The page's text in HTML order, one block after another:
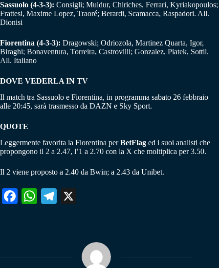
Sassuolo (4-3-3): Consigli; Muldur, Chiriches, Ferrari, Kyriakopoulos;
Frattesi, Maxime Lopez, Traoré; Berardi, Scamacca, Raspadori. All.
Dionisi
Fiorentina (4-3-3): Dragowski; Odriozola, Martinez Quarta, Igor,
Biraghi; Bonaventura, Torreira, Castrovilli; Gonzalez, Piatek, Sottil.
All. Italiano
DOVE VEDERLA IN TV
Il match tra Sassuolo e Fiorentina, in programma sabato 26 febbraio
alle 20:45, sarà trasmesso da DAZN e Sky Sport.
QUOTE
Leggermente favorita la Fiorentina perBetFlag ed i suoi analisti che
propongono il 2 a 2.47, l’1 a 2.70 con la X che moltiplica per 3.50.
Il 2 viene proposto a 2.40 da Bwin; a 2.43 da Unibet.
Fa W
pp
Te
m